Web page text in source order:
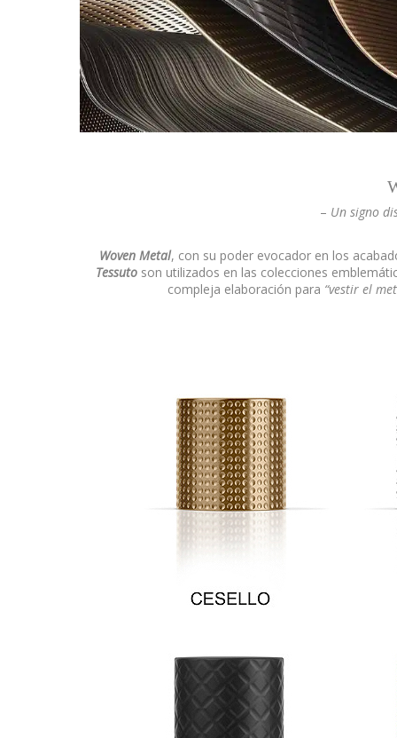
– Un signo
Woven Metal, con su poder evocador en los
Tessutoson utilizados en las colecciones
compleja elaboración para “vestir el